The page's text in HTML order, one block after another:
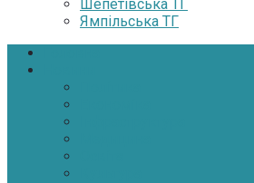
Шепетівська ТГ
Ямпільська ТГ